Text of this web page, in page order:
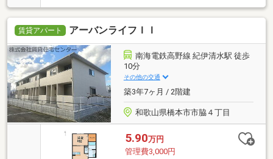
賃貸アパート アーバンライフＩＩ
南海電鉄高野線 紀伊清水駅 徒歩
10分
その他の交通
築3年7ヶ月 / 2階建
和歌山県橋本市市脇４丁目
5.90万円
管理費3,000円